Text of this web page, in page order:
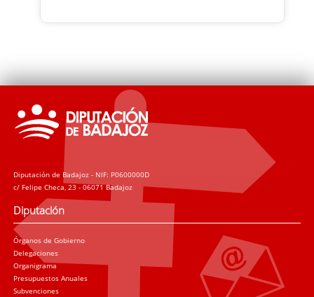
Diputación de Badajoz - NIF: P0600000D
c/ Felipe Checa, 23 - 06071 Badajoz
Diputación
Órganos de Gobierno
Delegaciones
Organigrama
Presupuestos Anuales
Subvenciones